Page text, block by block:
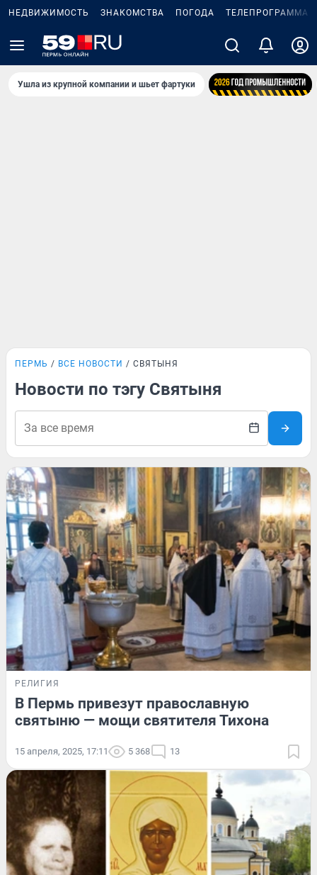
НЕДВИЖИМОСТЬ ЗНАКОМСТВА ПОГОДА ТЕЛЕПРОГРАММА
Ушла из крупной компании и шьет фартуки
ПЕРМЬ ВСЕ НОВОСТИ СВЯТЫНЯ
Новости по тэгу Святыня
РЕЛИГИЯ
В Пермь привезут православную
святыню — мощи святителя Тихона
15 апреля, 2025, 17:11 5 368 13